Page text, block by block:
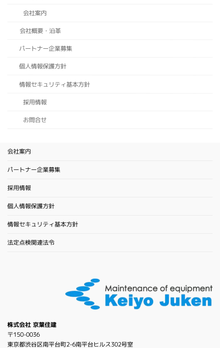
会社案内
会社概要・沿革
パートナー企業募集
個人情報保護方針
情報セキュリティ基本方針
採用情報
お問合せ
会社案内
パートナー企業募集
採用情報
個人情報保護方針
情報セキュリティ基本方針
法定点検関連法令
株式会社 京葉住建
〒150-0036
東京都渋谷区南平台町2-6南平台ヒルス302号室